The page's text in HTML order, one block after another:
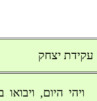
עקידת יצחק
ויהי היום,